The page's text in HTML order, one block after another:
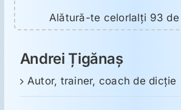
Alătură-te celorlalți 93 de
Andrei Țigănaș
Autor, trainer, coach de dicție